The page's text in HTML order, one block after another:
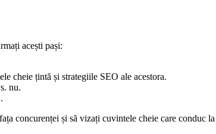
acești pași:
cheie țintă și strategiile SEO ale acestora.
nu.
concurenței și să vizați cuvintele cheie care conduc